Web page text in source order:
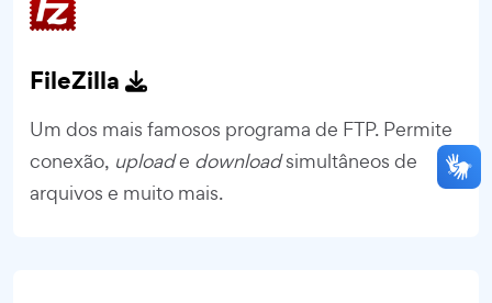
FileZilla
Um dos mais famosos programa de FTP. Permite
conexão, uploade downloadsimultâneos de
arquivos e muito mais.